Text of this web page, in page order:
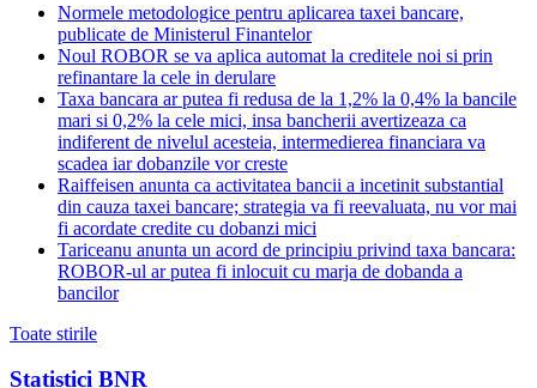
Normele metodologice pentru aplicarea taxei bancare,
publicate de Ministerul Finantelor
Noul ROBOR se va aplica automat la creditele noi si prin
refinantare la cele in derulare
Taxa bancara ar putea fi redusa de la 1,2% la 0,4% la bancile
mari si 0,2% la cele mici, insa bancherii avertizeaza ca
indiferent de nivelul acesteia, intermedierea financiara va
scadea iar dobanzile vor creste
Raiffeisen anunta ca activitatea bancii a incetinit substantial
din cauza taxei bancare; strategia va fi reevaluata, nu vor mai
fi acordate credite cu dobanzi mici
Tariceanu anunta un acord de principiu privind taxa bancara:
ROBOR-ul ar putea fi inlocuit cu marja de dobanda a
bancilor
Toate stirile
Statistici BNR